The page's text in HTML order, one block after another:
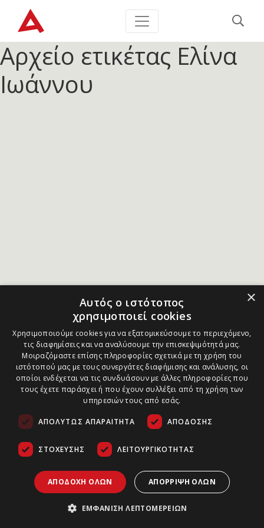
Αρχείο ετικέτας Ελίνα
Ιωάννου
×
Αυτός ο ιστότοπος
χρησιμοποιεί cookies
Χρησιμοποιούμε cookies για να εξατομικεύσουμε το περιεχόμενο,
τις διαφημίσεις και να αναλύσουμε την επισκεψιμότητά μας.
Μοιραζόμαστε επίσης πληροφορίες σχετικά με τη χρήση του
ιστότοπού μας με τους συνεργάτες διαφήμισης και ανάλυσης, οι
οποίοι ενδέχεται να τις συνδυάσουν με άλλες πληροφορίες που
τους έχετε παράσχει ή που έχουν συλλέξει από τη χρήση των
υπηρεσιών τους από εσάς.
ΑΠΟΛΎΤΩΣ ΑΠΑΡΑΊΤΗΤΑ ΑΠΌΔΟΣΗΣ
ΣΤΌΧΕΥΣΗΣ ΛΕΙΤΟΥΡΓΙΚΌΤΗΤΑΣ
ΑΠΟΔΟΧΉ ΌΛΩΝ ΑΠΌΡΡΙΨΗ ΌΛΩΝ
ΕΜΦΆΝΙΣΗ ΛΕΠΤΟΜΕΡΕΙΏΝ